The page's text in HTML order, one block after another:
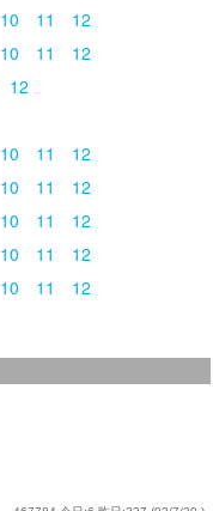
10 11
12
10 11
12
12
10 11
12
10 11
12
10 11
12
10 11
12
10 11
12